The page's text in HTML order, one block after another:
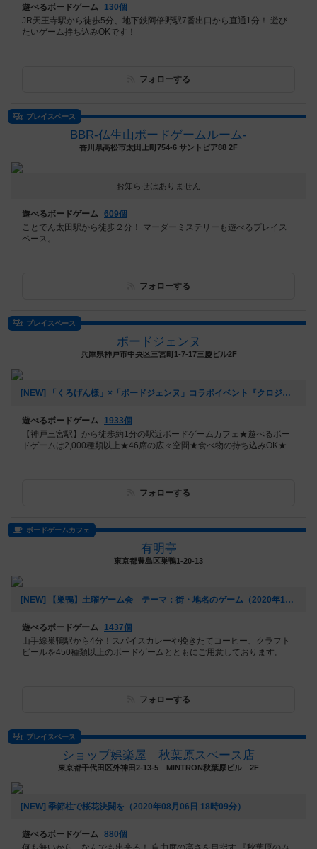
遊べるボードゲーム
130個
JR天王寺駅から徒歩5分、地下鉄阿倍野駅7番出口から直通1分！ 遊び
たいゲーム持ち込みOKです！
フォローする
プレイスペース
BBR-仏生山ボードゲームルーム-
香川県高松市太田上町754-6 サントピア88 2F
お知らせはありません
遊べるボードゲーム 609個
ことでん太田駅から徒歩２分！ マーダーミステリーも遊べるプレイス
ペース。
フォローする
プレイスペース
ボードジェンヌ
兵庫県神戸市中央区三宮町1-7-17三慶ビル2F
[NEW] 「くろげん様」×「ボードジェンヌ」コラボイベント『クロジェンヌ会』（2021年02月13日 14時21分）
遊べるボードゲーム
1933個
【神戸三宮駅】から徒歩約1分の駅近ボードゲームカフェ★遊べるボー
ドゲームは2,000種類以上★46席の広々空間★食べ物の持ち込みOK★...
フォローする
ボードゲームカフェ
有明亭
東京都豊島区巣鴨1-20-13
[NEW] 【巣鴨】土曜ゲーム会 テーマ：街・地名のゲーム（2020年12月02日 17時54分）
遊べるボードゲーム
1437個
山手線巣鴨駅から4分！スパイスカレーや挽きたてコーヒー、クラフト
ビールを450種類以上のボードゲームとともにご用意しております。
フォローする
プレイスペース
ショップ娯楽屋 秋葉原スペース店
東京都千代田区外神田2-13-5 MINTRON秋葉原ビル 2F
[NEW] 季節柱で桜花決闘を（2020年08月06日 18時09分）
遊べるボードゲーム 880個